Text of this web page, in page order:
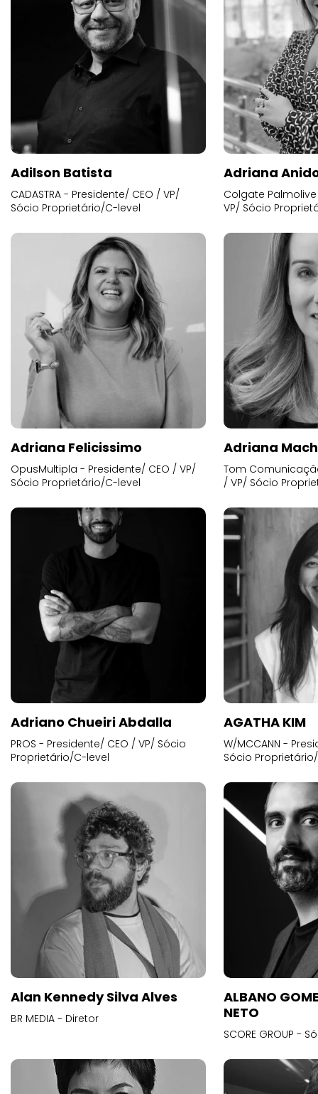
Adilson Batista
CADASTRA - Presidente/ CEO / VP/
Sócio Proprietário/C-level
Adriana
Colgate
VP/ Sócio
Adriana Felicissimo
OpusMultipla - Presidente/ CEO / VP/
Sócio Proprietário/C-level
Adriana
Tom
/ VP/ Sócio
Adriano Chueiri Abdalla
PROS - Presidente/ CEO / VP/ Sócio
Proprietário/C-level
AGATHA KIM
W/MCCANN -
Sócio
Alan Kennedy Silva Alves
BR MEDIA - Diretor
ALBANO
NETO
SCORE GROUP -